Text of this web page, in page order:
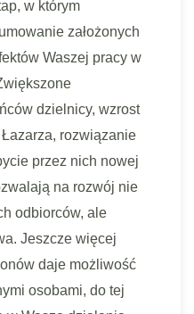
w którym
założonych
Waszej pracy w
dzielnicy, wzrost
rozwiązanie
przez nich nowej
na rozwój nie
odbiorców, ale
Jeszcze więcej
daje możliwość
osobami, do tej